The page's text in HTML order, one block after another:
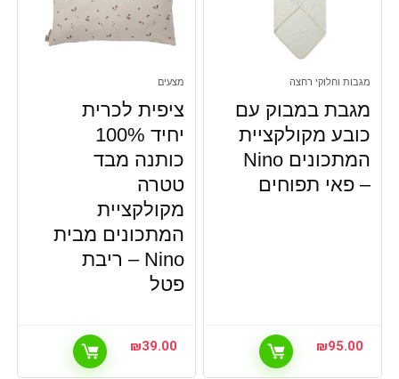
מגבות וחלוקי רחצה
מגבת במבוק עם
כובע מקולקציית
המתכונים Nino
– פאי תפוחים
₪95.00
מצעים
ציפית לכרית
יחיד 100%
כותנה מבד
טטרה
מקולקציית
המתכונים מבית
Nino – ריבת
פטל
₪39.00